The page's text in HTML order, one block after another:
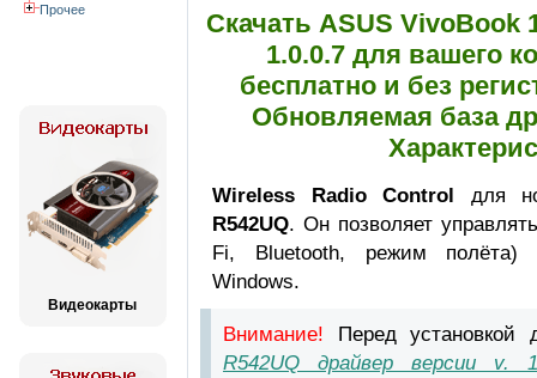
Прочее
Видеокарты
Скачать ASUS VivoBook
1.0.0.7 для вашего
бесплатно и без
Обновляемая база
Wireless Radio Control для
R542UQ. Он позволяет
Fi, Bluetooth, режим полёта)
Windows.
Внимание! Перед установкой
R542UQ драйвер версии v.